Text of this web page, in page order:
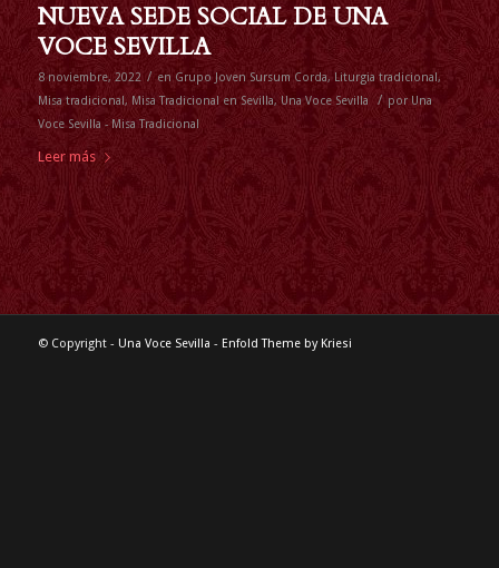
NUEVA SEDE SOCIAL DE UNA
VOCE SEVILLA
8 noviembre, 2022 / enGrupo Joven Sursum Corda, Liturgia tradicional ,
Misa tradicional , Misa Tradicional en Sevilla,Una Voce Sevilla / porUna
Voce Sevilla - Misa Tradicional
Leer más
© Copyright - Una Voce Sevilla - Enfold Theme by Kriesi